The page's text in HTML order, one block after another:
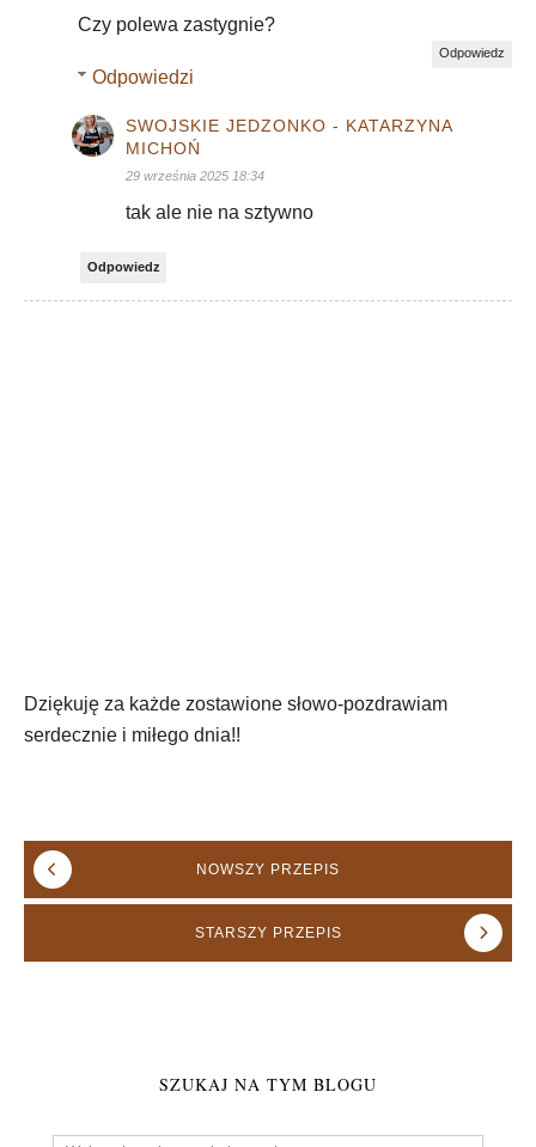
Czy polewa zastygnie?
Odpowiedz
Odpowiedzi
SWOJSKIE JEDZONKO - KATARZYNA
MICHOŃ
29 września 2025 18:34
tak ale nie na sztywno
Odpowiedz
Dziękuję za każde zostawione słowo-pozdrawiam
serdecznie i miłego dnia!!
NOWSZY PRZEPIS
STARSZY PRZEPIS
SZUKAJ NA TYM BLOGU